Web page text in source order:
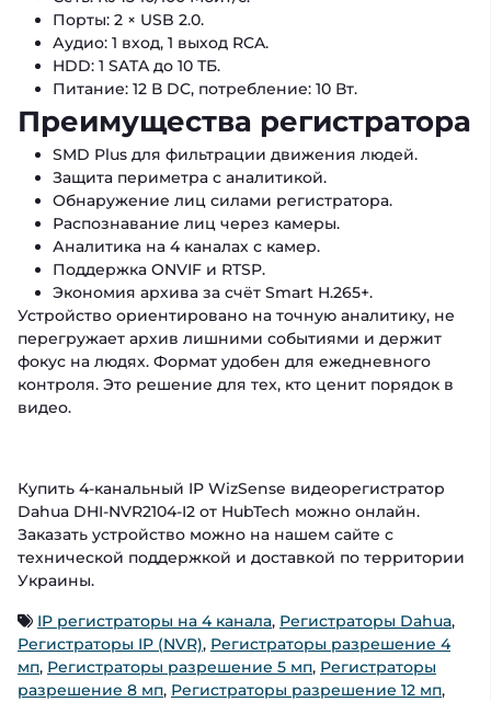
Порты: 2 × USB 2.0.
Аудио: 1 вход, 1 выход RCA.
HDD: 1 SATA до 10 ТБ.
Питание: 12 В DC, потребление: 10 Вт.
Преимущества регистратора
SMD Plus для фильтрации движения людей.
Защита периметра с аналитикой.
Обнаружение лиц силами регистратора.
Распознавание лиц через камеры.
Аналитика на 4 каналах с камер.
Поддержка ONVIF и RTSP.
Экономия архива за счёт Smart H.265+.
Устройство ориентировано на точную аналитику, не
перегружает архив лишними событиями и держит
фокус на людях. Формат удобен для ежедневного
контроля. Это решение для тех, кто ценит порядок в
видео.
Купить 4-канальный IP WizSense видеорегистратор
Dahua DHI-NVR2104-I2 от HubTech можно онлайн.
Заказать устройство можно на нашем сайте с
технической поддержкой и доставкой по территории
Украины.
IP регистраторы на 4 канала, Регистраторы Dahua,
Регистраторы IP (NVR), Регистраторы разрешение 4
мп, Регистраторы разрешение 5 мп, Регистраторы
разрешение 8 мп, Регистраторы разрешение 12 мп,